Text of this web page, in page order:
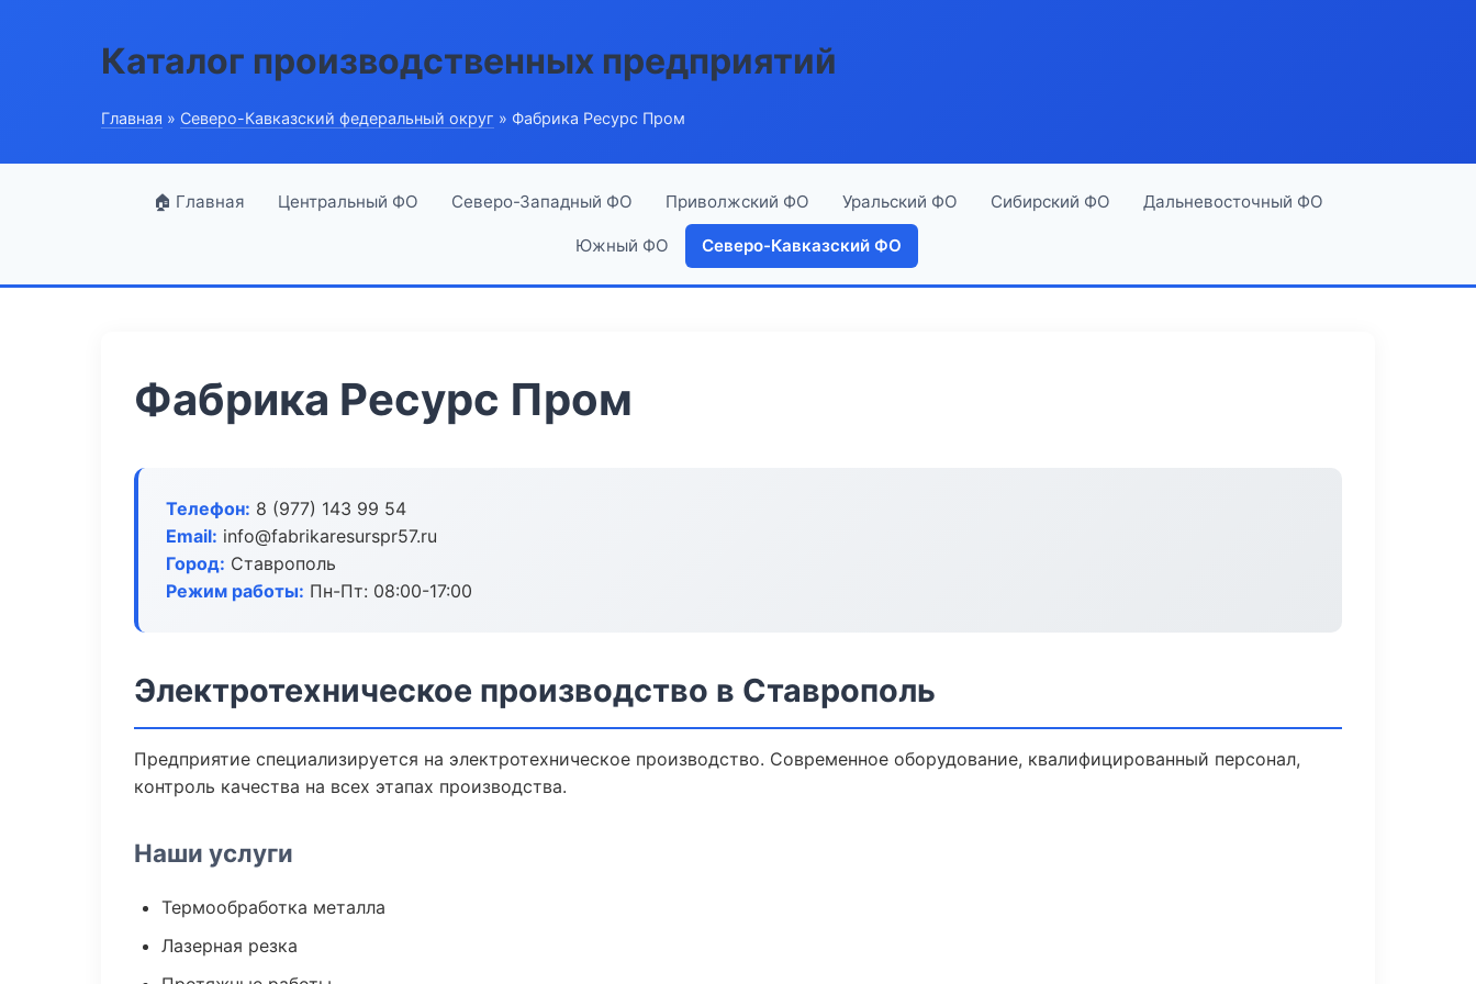
Каталог производственных предприятий
Главная » Северо-Кавказский федеральный округ » Фабрика Ресурс Пром
🏠 Главная Центральный ФО Северо-Западный ФО Приволжский ФО Уральский ФО Сибирский ФО Дальневосточный ФО
Южный ФО Северо-Кавказский ФО
Фабрика Ресурс Пром
Телефон: 8 (977) 143 99 54
Email: info@fabrikaresurspr57.ru
Город: Ставрополь
Режим работы: Пн-Пт: 08:00-17:00
Электротехническое производство в Ставрополь
Предприятие специализируется на электротехническое производство. Современное оборудование, квалифицированный персонал,
контроль качества на всех этапах производства.
Наши услуги
Термообработка металла
Лазерная резка